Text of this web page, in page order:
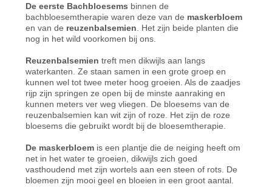
De eerste Bachbloesems binnen de
bachbloesemtherapie waren deze van de maskerbloem
en van de reuzenbalsemien . Het zijn beide planten die
nog in het wild voorkomen bij ons.
Reuzenbalsemien treft men dikwijls aan langs
waterkanten. Ze staan samen in een grote groep en
kunnen wel tot twee meter hoog groeien. Als de zaadjes
rijp zijn springen ze open bij de minste aanraking en
kunnen meters ver weg vliegen. De bloesems van de
reuzenbalsemien kan wit zijn of roze. Het zijn de roze
bloesems die gebruikt wordt bij de bloesemtherapie.
De maskerbloem is een plantje die de neiging heeft om
net in het water te groeien, dikwijls zich goed
vasthoudend met zijn wortels aan een steen of rots. De
bloemen zijn mooi geel en bloeien in een groot aantal.